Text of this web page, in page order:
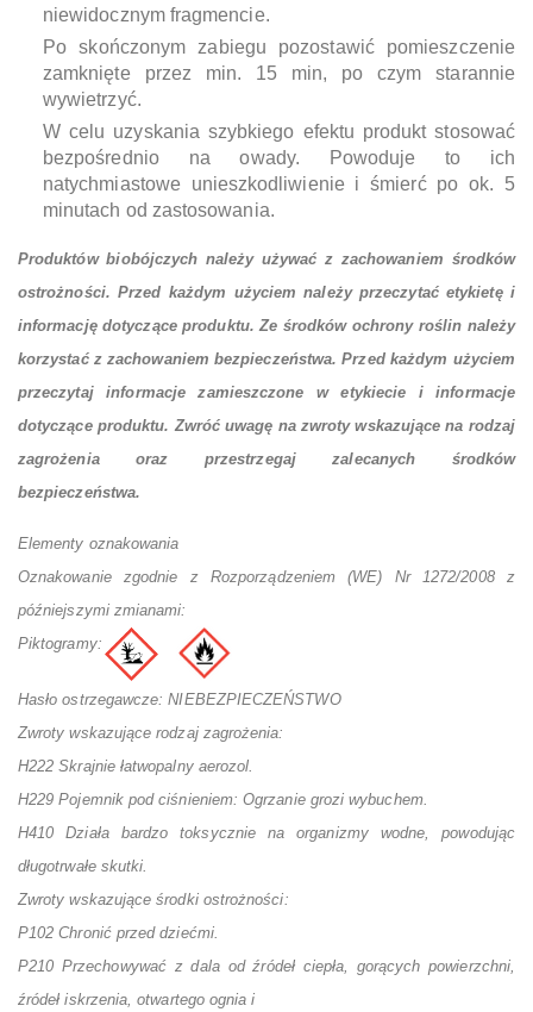
niewidocznym fragmencie.
Po skończonym zabiegu pozostawić pomieszczenie
zamknięte przez min. 15 min, po czym starannie
wywietrzyć.
W celu uzyskania szybkiego efektu produkt stosować
bezpośrednio na owady. Powoduje to ich
natychmiastowe unieszkodliwienie i śmierć po ok. 5
minutach od zastosowania.
Produktów biobójczych należy używać z zachowaniem środków
ostrożności. Przed każdym użyciem należy przeczytać etykietę i
informację dotyczące produktu. Ze środków ochrony roślin należy
korzystać z zachowaniem bezpieczeństwa. Przed każdym użyciem
przeczytaj informacje zamieszczone w etykiecie i informacje
dotyczące produktu. Zwróć uwagę na zwroty wskazujące na rodzaj
zagrożenia oraz przestrzegaj zalecanych środków
bezpieczeństwa.
Elementy oznakowania
Oznakowanie zgodnie z Rozporządzeniem (WE) Nr 1272/2008 z
późniejszymi zmianami:
Piktogramy:
Hasło ostrzegawcze: NIEBEZPIECZEŃSTWO
Zwroty wskazujące rodzaj zagrożenia:
H222 Skrajnie łatwopalny aerozol.
H229 Pojemnik pod ciśnieniem: Ogrzanie grozi wybuchem.
H410 Działa bardzo toksycznie na organizmy wodne, powodując
długotrwałe skutki.
Zwroty wskazujące środki ostrożności:
P102 Chronić przed dziećmi.
P210 Przechowywać z dala od źródeł ciepła, gorących powierzchni,
źródeł iskrzenia, otwartego ognia i